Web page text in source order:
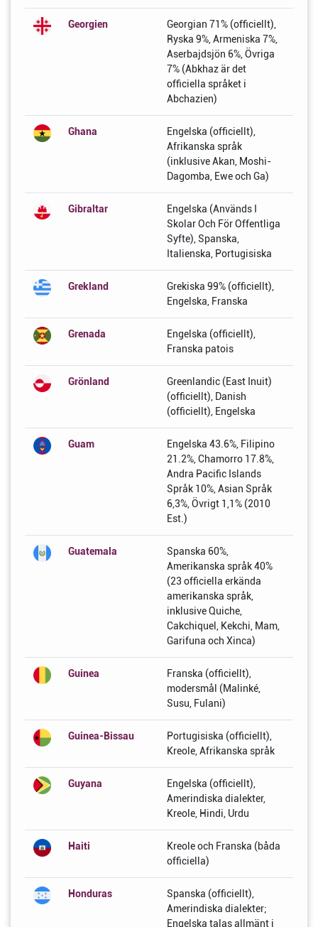
Georgien
Georgian 71% (officiellt),
Ryska 9%, Armeniska 7%,
Aserbajdsjön 6%, Övriga
7% (Abkhaz är det
officiella språket i
Abchazien)
Ghana
Engelska (officiellt),
Afrikanska språk
(inklusive Akan, Moshi-
Dagomba, Ewe och Ga)
Gibraltar
Engelska (Används I
Skolar Och För Offentliga
Syfte), Spanska,
Italienska, Portugisiska
Grekland
Grekiska 99% (officiellt),
Engelska, Franska
Grenada
Engelska (officiellt),
Franska patois
Grönland
Greenlandic (East Inuit)
(officiellt), Danish
(officiellt), Engelska
Guam
Engelska 43.6%, Filipino
21.2%, Chamorro 17.8%,
Andra Pacific Islands
Språk 10%, Asian Språk
6,3%, Övrigt 1,1% (2010
Est.)
Guatemala
Spanska 60%,
Amerikanska språk 40%
(23 officiella erkända
amerikanska språk,
inklusive Quiche,
Cakchiquel, Kekchi, Mam,
Garifuna och Xinca)
Guinea
Franska (officiellt),
modersmål (Malinké,
Susu, Fulani)
Guinea-Bissau
Portugisiska (officiellt),
Kreole, Afrikanska språk
Guyana
Engelska (officiellt),
Amerindiska dialekter,
Kreole, Hindi, Urdu
Haiti
Kreole och Franska (båda
officiella)
Honduras
Spanska (officiellt),
Amerindiska dialekter;
Engelska talas allmänt i